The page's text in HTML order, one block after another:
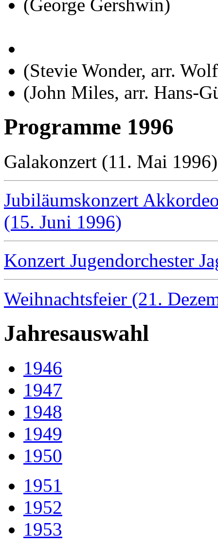
(George Gershwin)
(Stevie Wonder, arr.
(John Miles, arr. Hans-
Programme 1996
Galakonzert (11. Mai 1996)
Jubiläumskonzert
(15. Juni 1996)
Konzert Jugendorchester
Weihnachtsfeier (21.
Jahresauswahl
1946
1947
1948
1949
1950
1951
1952
1953